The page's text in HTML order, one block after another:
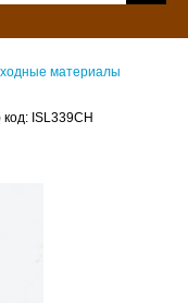
материалы
ISL339CH